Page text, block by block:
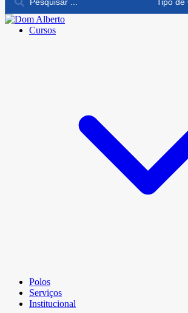
Cursos
Polos
Serviços
Institucional